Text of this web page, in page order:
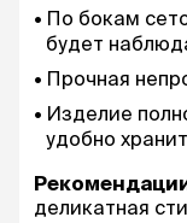
По бокам
будет
Прочная
Изделие
удобно
деликатная